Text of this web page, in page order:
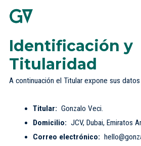
Identificación y
Titularidad
A continuación el Titular expone sus
Titular: Gonzalo Veci.
Domicilio: JCV, Dubai, Emiratos
Correo electrónico: